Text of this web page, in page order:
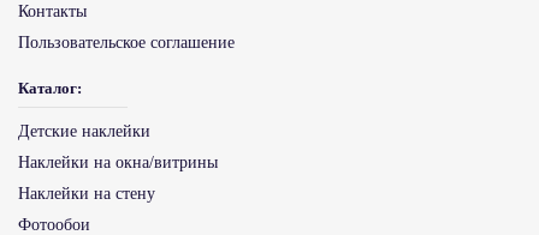
Контакты
Пользовательское соглашение
Каталог:
Детские наклейки
Наклейки на окна/витрины
Наклейки на стену
Фотообои